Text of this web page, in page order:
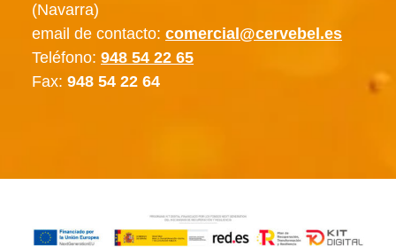
(Navarra)
email de contacto: comercial@cervebel.es
Teléfono: 948 54 22 65
Fax: 948 54 22 64